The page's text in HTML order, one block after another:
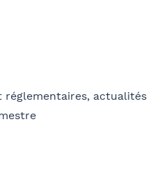
actualités
Rechercher